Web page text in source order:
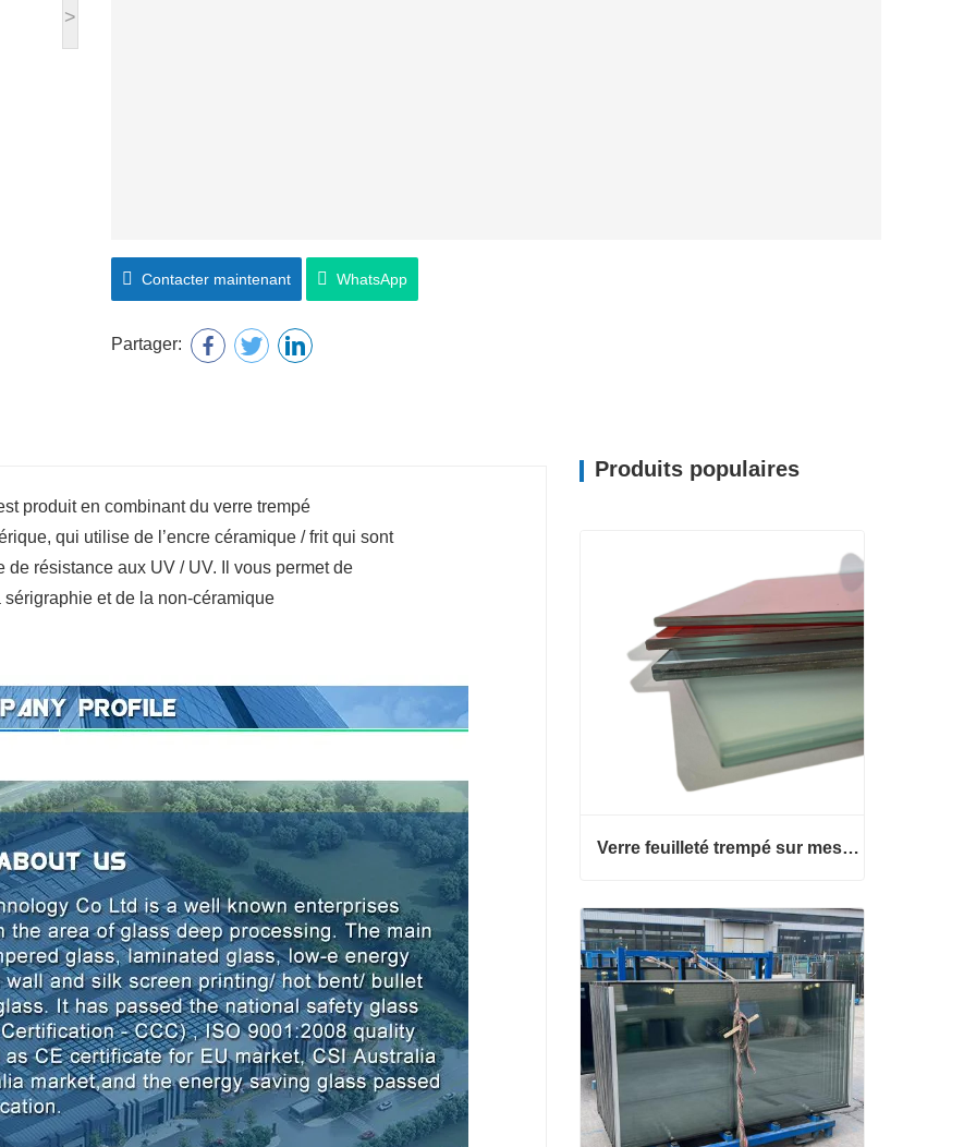
>
Contacter maintenant WhatsApp
Partager:
produit en combinant du verre trempé
qui utilise de l’encre céramique / frit qui sont
résistance aux UV / UV. Il vous permet de
et de la non-céramique
Produits populaires
Verre feuilleté trempé sur mesure
Verre feuilleté trempé sur mesure
Contacter maintenant